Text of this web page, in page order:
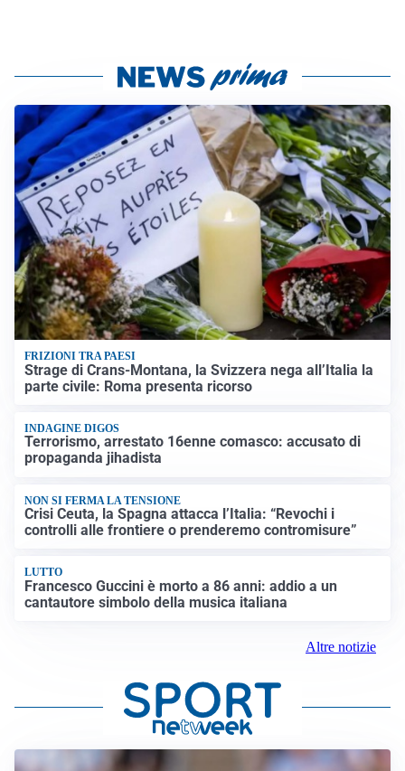
FRIZIONI TRA PAESI
Strage di Crans-Montana, la Svizzera nega all’Italia la
parte civile: Roma presenta ricorso
INDAGINE DIGOS
Terrorismo, arrestato 16enne comasco: accusato di
propaganda jihadista
NON SI FERMA LA TENSIONE
Crisi Ceuta, la Spagna attacca l’Italia: “Revochi i
controlli alle frontiere o prenderemo contromisure”
LUTTO
Francesco Guccini è morto a 86 anni: addio a un
cantautore simbolo della musica italiana
Altre notizie